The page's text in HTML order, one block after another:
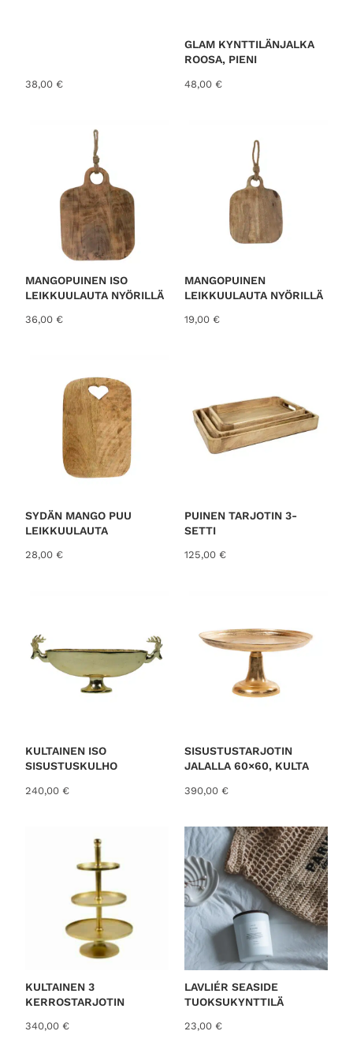
38,00 €
GLAM KYNTTILÄNJALKA
ROOSA, PIENI
48,00 €
MANGOPUINEN ISO
LEIKKUULAUTA NYÖRILLÄ
36,00 €
MANGOPUINEN
LEIKKUULAUTA NYÖRILLÄ
19,00 €
SYDÄN MANGO PUU
LEIKKUULAUTA
28,00 €
PUINEN TARJOTIN 3-
SETTI
125,00 €
KULTAINEN ISO
SISUSTUSKULHO
240,00 €
SISUSTUSTARJOTIN
JALALLA 60×60, KULTA
390,00 €
KULTAINEN 3
KERROSTARJOTIN
340,00 €
LAVLIÉR SEASIDE
TUOKSUKYNTTILÄ
23,00 €